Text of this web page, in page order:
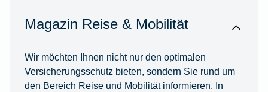
Magazin Reise & Mobilität
Wir möchten Ihnen nicht nur den optimalen
Versicherungsschutz bieten, sondern Sie rund um
den Bereich Reise und Mobilität informieren. In